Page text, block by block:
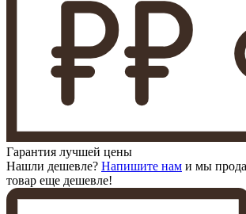
Гарантия лучшей цены
Нашли дешевле? Напишите нам и мы
товар еще дешевле!